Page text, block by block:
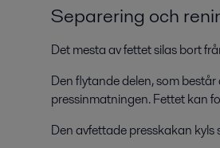
Separering och
Det mesta av fettet silas bort
Den flytande delen, som
pressinmatningen. Fettet kan
Den avfettade presskakan